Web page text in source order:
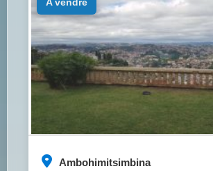
Ambohimitsimbina